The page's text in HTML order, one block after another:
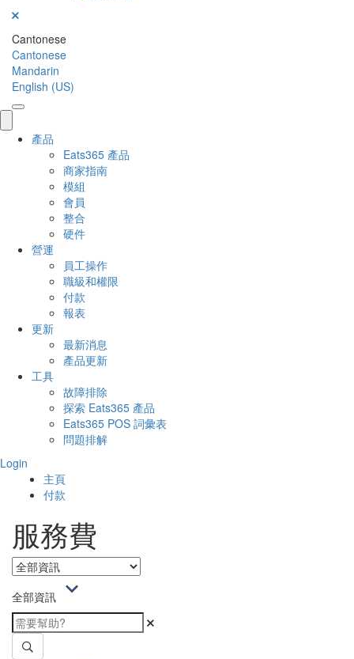
Cantonese
Cantonese
Mandarin
English (US)
產品
Eats365 產品
商家指南
模組
會員
整合
硬件
營運
員工操作
職級和權限
付款
報表
更新
最新消息
產品更新
工具
故障排除
探索 Eats365 產品
Eats365 POS 詞彙表
問題排解
Login
主頁
付款
服務費
全部資訊